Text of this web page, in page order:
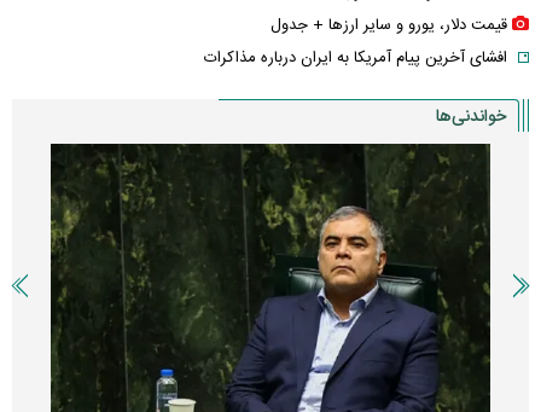
قیمت دلار، یورو و سایر ارز‌ها + جدول
افشای آخرین پیام آمریکا به ایران درباره مذاکرات
خواندنی‌ها